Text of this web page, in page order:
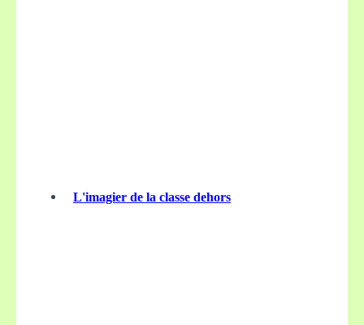
L'imagier de la classe dehors